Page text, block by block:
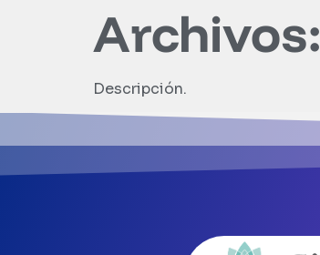
Archivos:
Descripción.